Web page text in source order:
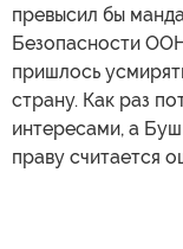
превысил бы
Безопасности
пришлось
страну. Как раз
интересами, а
праву считается